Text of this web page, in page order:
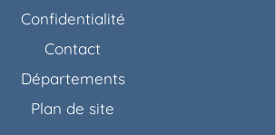
Confidentialité
Contact
Départements
Plan de site